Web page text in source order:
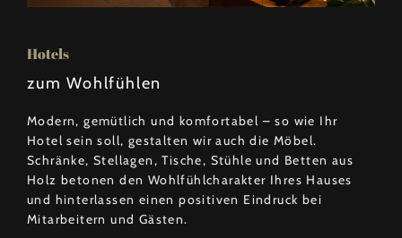
Hotels
zum Wohlfühlen
Modern, gemütlich und komfortabel – so wie Ihr
Hotel sein soll, gestalten wir auch die Möbel.
Schränke, Stellagen, Tische, Stühle und Betten aus
Holz betonen den Wohlfühlcharakter Ihres Hauses
und hinterlassen einen positiven Eindruck bei
Mitarbeitern und Gästen.